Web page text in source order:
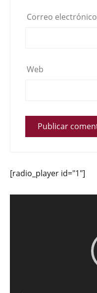
Correo electrónico
Web
[radio_player id="1"]